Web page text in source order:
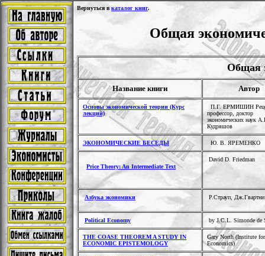
Вернуться в каталог книг.
Общая
Общая
Название книги Автор
Основы экономической теории (Курс
лекций)
П.Г. ЕРМИШИН
профессор, доктор
экономических наук
Кудряшов
ЭКОНОМИЧЕСКИЕ БЕСЕДЫ Ю. В. ЯРЕМЕНКО
Price Theory: An Intermediate Text
David D. Friedman
Азбука экономики Р.Страуп, Дж.Гвартни
Political Economy by J.C.L. Simonde de
THE COASE THEOREM A STUDY IN
ECONOMIC EPISTEMOLOGY
Gary North (Institute
Economics)